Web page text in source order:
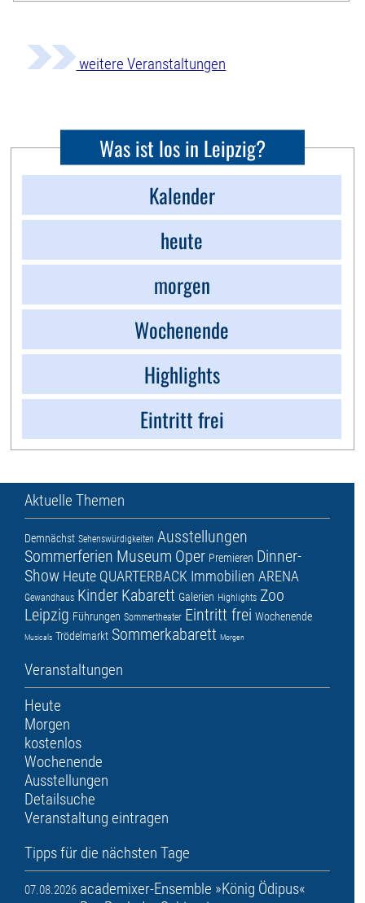
weitere Veranstaltungen
Was ist los in Leipzig?
Kalender
heute
morgen
Wochenende
Highlights
Eintritt frei
Aktuelle Themen
Demnächst Sehenswürdigkeiten Ausstellungen
Sommerferien Museum Oper Premieren Dinner-
Show Heute QUARTERBACK Immobilien ARENA
Gewandhaus Kinder Kabarett Galerien Highlights Zoo
Leipzig Führungen Sommertheater Eintritt frei Wochenende
Musicals Trödelmarkt Sommerkabarett Morgen
Veranstaltungen
Heute
Morgen
kostenlos
Wochenende
Ausstellungen
Detailsuche
Veranstaltung eintragen
Tipps für die nächsten Tage
07.08.2026 academixer-Ensemble »König Ödipus«